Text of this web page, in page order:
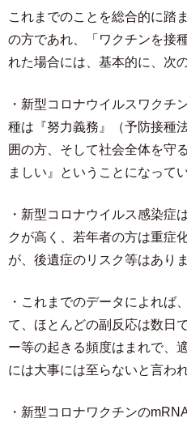
これまでのことを総合的に踏
の方であれ、「ワクチンを接
れた場合には、基本的に、次
・新型コロナウイルスワクチ
種は『努力義務』（予防接種
囲の方、そして社会全体を守
ましい』ということになって
・新型コロナウイルス感染症
クが高く、若年者の方は重症
が、後遺症のリスク等はありま
・これまでのデータによれば
て、ほとんどの副反応は数日
ー等の起きる頻度はまれで、
には大事には至らないと言わ
・新型コロナワクチンの